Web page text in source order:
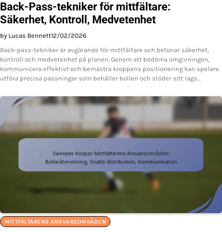
Back-Pass-tekniker för mittfältare:
Säkerhet, Kontroll, Medvetenhet
by Lucas Bennett12/02/2026
Back-pass-tekniker är avgörande för mittfältare och betonar säkerhet,
kontroll och medvetenhet på planen. Genom att bedöma omgivningen,
kommunicera effektivt och bemästra kroppens positionering kan spelare
utföra precisa passningar som behåller bollen och stöder sitt lags…
MITTFÄLTARENS ANSVARSOMRÅDEN